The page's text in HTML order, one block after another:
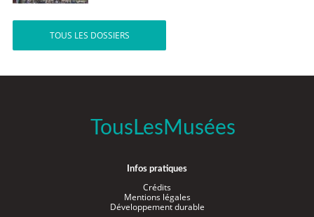
TOUS LES DOSSIERS
TousLesMusées
Infos pratiques
Crédits
Mentions légales
Développement durable